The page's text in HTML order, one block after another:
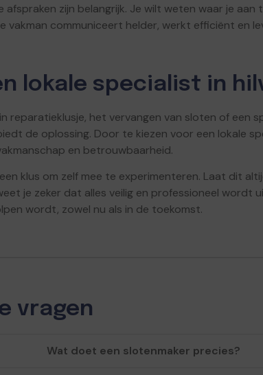
afspraken zijn belangrijk. Je wilt weten waar je
vakman communiceert helder, werkt efficiënt en
lokale specialist in
reparatieklusje, het vervangen van sloten of een
de oplossing. Door te kiezen voor een lokale
en betrouwbaarheid.
klus om zelf mee te experimenteren. Laat dit
je zeker dat alles veilig en professioneel wordt
wordt, zowel nu als in de toekomst.
vragen
Wat doet een slotenmaker precies?